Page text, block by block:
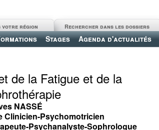
Stages Agenda d'actualités
Rechercher dans les dossiers
votre région
de la Fatigue et de la
NASSÉ
Clinicien-Psychomotricien
Psychanalyste-Sophrologue